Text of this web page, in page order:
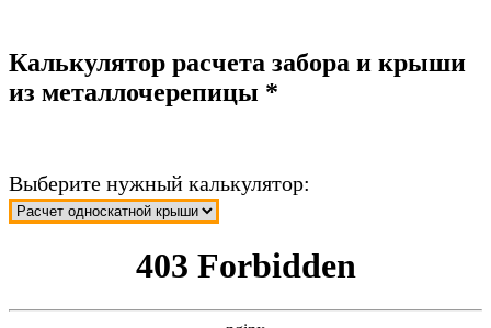
Калькулятор расчета забора и крыши
из металлочерепицы *
Выберите нужный калькулятор: